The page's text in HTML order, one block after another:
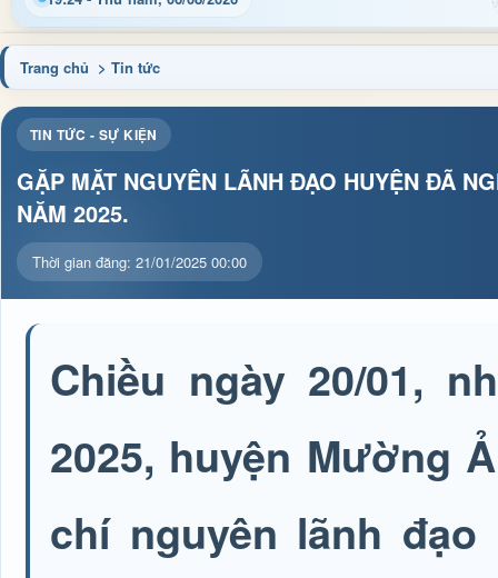
Trang chủ > Tin tức
TIN TỨC - SỰ KIỆN
GẶP MẶT NGUYÊN LÃNH ĐẠO HUYỆN ĐÃ
NĂM 2025.
Thời gian đăng: 21/01/2025 00:00
Chiều ngày 20/01,
2025, huyện Mường
chí nguyên lãnh